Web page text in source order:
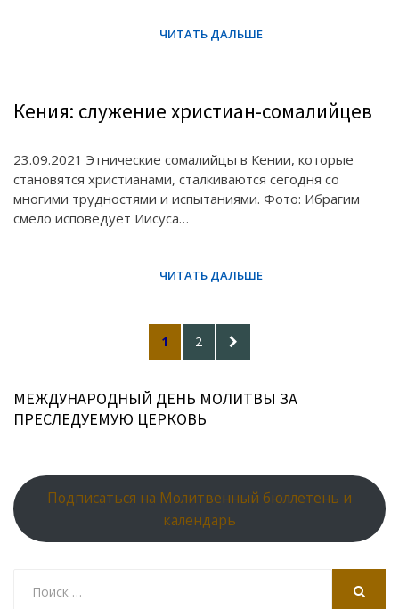
Кения: служение христиан-сомалийцев
23.09.2021 Этнические сомалийцы в Кении, которые
становятся христианами, сталкиваются сегодня со
многими трудностями и испытаниями. Фото: Ибрагим
смело исповедует Иисуса…
PAGE
1 PAGE
2
NEXT
PAGE
МЕЖДУНАРОДНЫЙ ДЕНЬ МОЛИТВЫ ЗА
ПРЕСЛЕДУЕМУЮ ЦЕРКОВЬ
Подписаться на Молитвенный бюллетень и
календарь